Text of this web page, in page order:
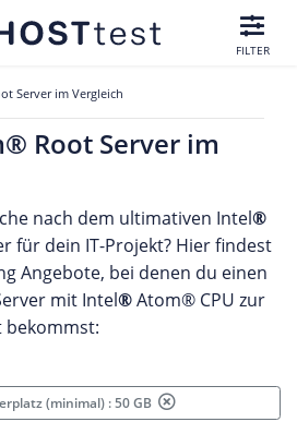
FILTER
Server im Vergleich
Root Server im
nach dem ultimativen Intel®
für dein IT-Projekt? Hier findest
Angebote, bei denen du einen
mit Intel®Atom® CPU zur
bekommst:
(minimal) : 50 GB